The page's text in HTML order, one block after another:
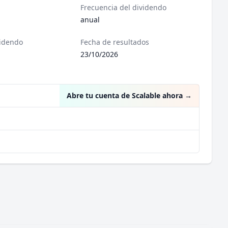
Frecuencia del dividendo
anual
Fecha de resultados
23/10/2026
Abre tu cuenta de Scalable ahora →